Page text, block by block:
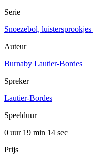
Serie
Snoezebol,
Auteur
Burnaby Lautier-Bordes
Spreker
Lautier-Bordes
Speelduur
0 uur 19 min 14 sec
Prijs